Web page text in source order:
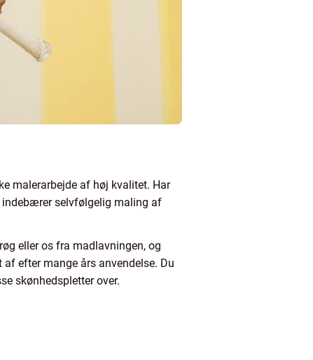
malerarbejde af høj kvalitet. Har
indebærer selvfølgelig maling af
eller os fra madlavningen, og
efter mange års anvendelse. Du
skønhedspletter over.